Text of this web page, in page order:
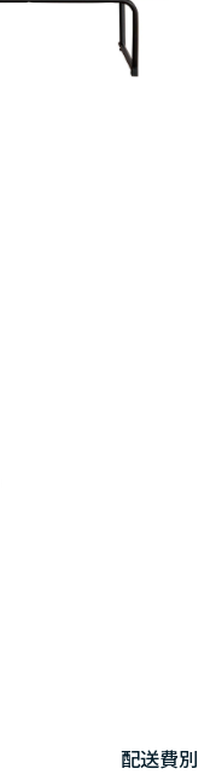
配送費別